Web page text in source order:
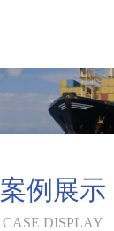
案例展示
CASE DISPLAY